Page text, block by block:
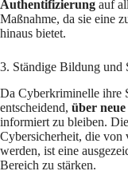
Authentifizierung auf
Maßnahme, da sie eine
hinaus bietet.
3. Ständige Bildung und
Da Cyberkriminelle ihre
entscheidend, über
informiert zu bleiben.
Cybersicherheit, die von
werden, ist eine
Bereich zu stärken.​